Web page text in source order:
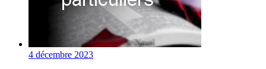
4 décembre 2023